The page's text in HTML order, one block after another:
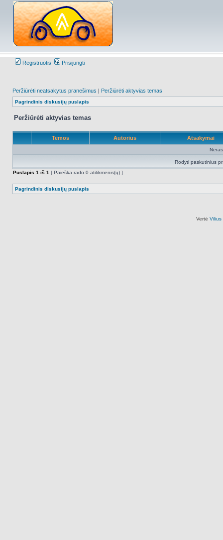
Registruotis Prisijungti
Peržiūrėti neatsakytus pranešimus | Peržiūrėti aktyvias temas
Pagrindinis diskusijų puslapis
Peržiūrėti aktyvias temas
Temos Autorius Atsakymai
Rodyti paskutinius
Puslapis 1 iš 1 [ Paieška rado 0 atitikmenis(ų) ]
Pagrindinis diskusijų puslapis
Vertė Vilius